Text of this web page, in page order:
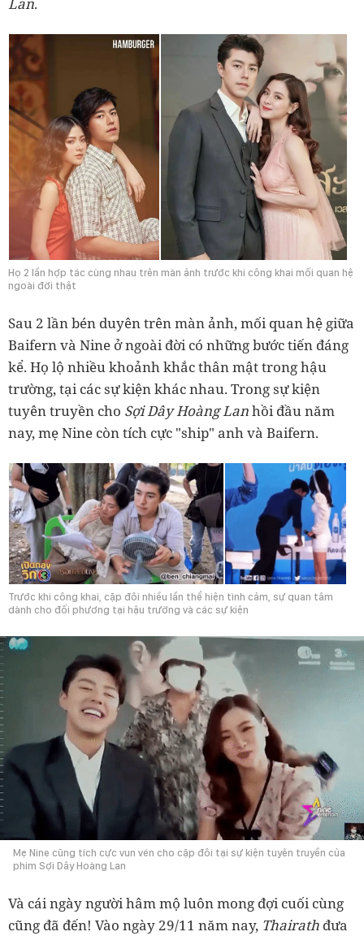
Họ 2 lần hợp tác cùng nhau trên màn ảnh trước khi công khai mối quan hệ
ngoài đời thật
Sau 2 lần bén duyên trên màn ảnh, mối quan hệ giữa
Baifern và Nine ở ngoài đời có những bước tiến đáng
kể. Họ lộ nhiều khoảnh khắc thân mật trong hậu
trường, tại các sự kiện khác nhau. Trong sự kiện
tuyên truyền cho Sợi Dây Hoàng Lanhồi đầu năm
nay, mẹ Nine còn tích cực "ship" anh và Baifern.
Trước khi công khai, cặp đôi nhiều lần thể hiện tình cảm, sự quan tâm
dành cho đối phương tại hậu trường và các sự kiện
Mẹ Nine cũng tích cực vun vén cho cặp đôi tại sự kiện tuyên truyền của
phim Sợi Dây Hoàng Lan
Và cái ngày người hâm mộ luôn mong đợi cuối cùng
cũng đã đến! Vào ngày 29/11 năm nay, Thairath đưa